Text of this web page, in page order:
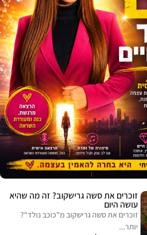
זוכרים את סשה גרישקוב? זה מה שהיא
עושה היום
זוכרים את סשה גרישקוב מ"כוכב נולד"?
יותר...